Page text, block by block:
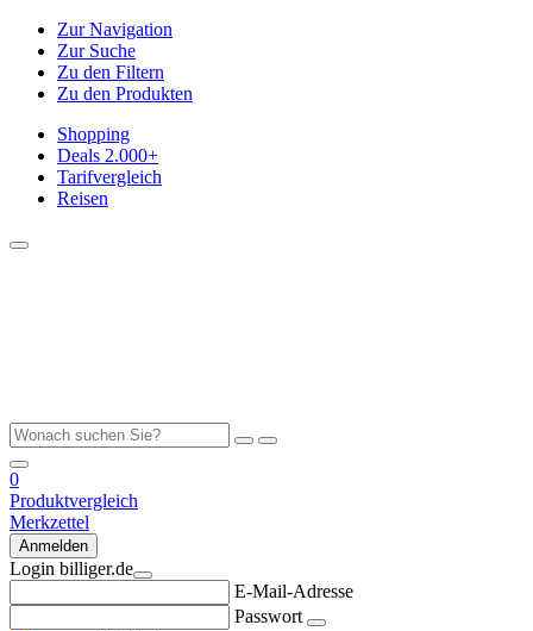
Zur Navigation
Zur Suche
Zu den Filtern
Zu den Produkten
Shopping
Deals 2.000+
Tarifvergleich
Reisen
0
Produktvergleich
Merkzettel
Anmelden
Login billiger.de
E-Mail-Adresse
Passwort